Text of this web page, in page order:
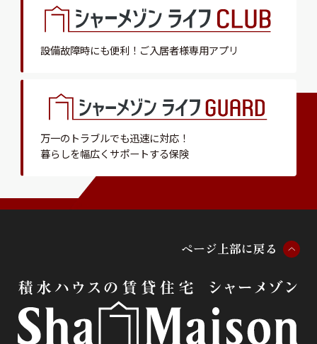
設備故障時にも便利！ ご入居者様専用アプリ
万一のトラブルでも迅速に対応！
暮らしを幅広くサポートする保険
ページ 上部に戻る